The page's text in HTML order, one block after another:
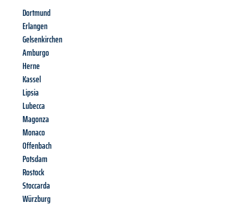
Dortmund
Erlangen
Gelsenkirchen
Amburgo
Herne
Kassel
Lipsia
Lubecca
Magonza
Monaco
Offenbach
Potsdam
Rostock
Stoccarda
Würzburg